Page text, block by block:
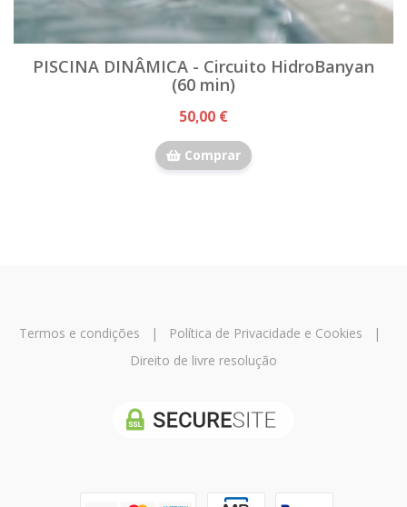
PISCINA DINÂMICA - Circuito HidroBanyan
(60 min)
50,00 €
Comprar
Termos e condições | Política de Privacidade e Cookies |
Direito de livre resolução